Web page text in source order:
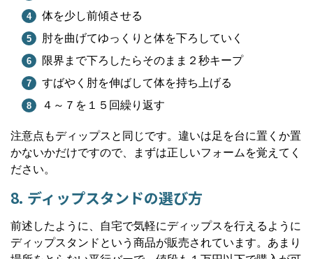
体を少し前傾させる
肘を曲げてゆっくりと体を下ろしていく
限界まで下ろしたらそのまま２秒キープ
すばやく肘を伸ばして体を持ち上げる
４～７を１５回繰り返す
注意点もディップスと同じです。違いは足を台に置くか置
かないかだけですので、まずは正しいフォームを覚えてく
ださい。
8. ディップスタンドの選び方
前述したように、自宅で気軽にディップスを行えるように
ディップスタンドという商品が販売されています。あまり